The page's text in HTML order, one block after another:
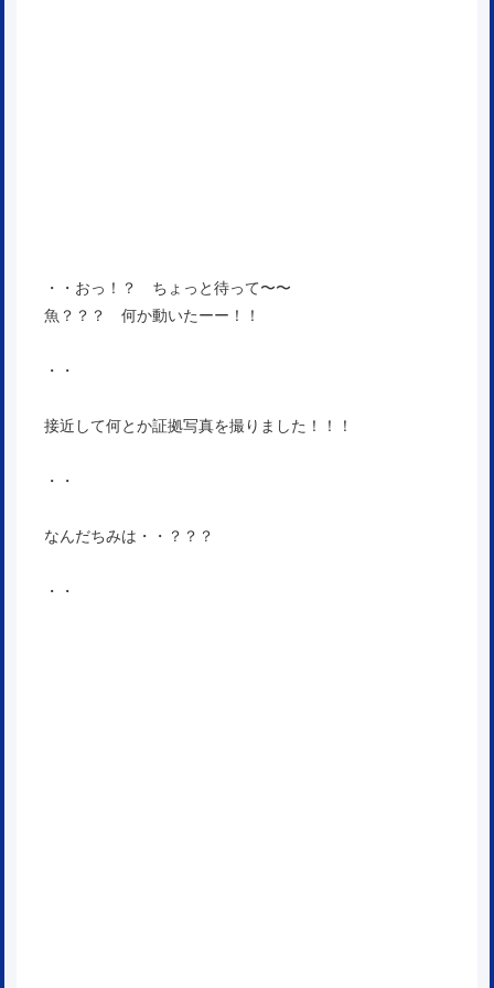
・・おっ！？ ちょっと待って〜〜
魚？？？ 何か動いたーー！！
・・
接近して何とか証拠写真を撮りました！！！
・・
なんだちみは・・？？？
・・